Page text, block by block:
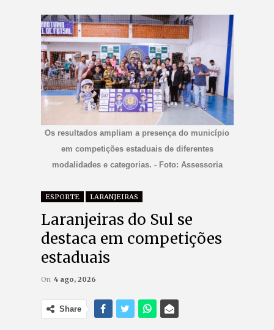
Os resultados ampliam a presença do município
em competições estaduais de diferentes
modalidades e categorias. - Foto: Assessoria
ESPORTE LARANJEIRAS
Laranjeiras do Sul se
destaca em competições
estaduais
On 4 ago, 2026
Share